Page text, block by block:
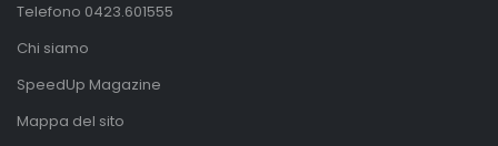
Telefono 0423.601555
Chi siamo
SpeedUp Magazine
Mappa del sito